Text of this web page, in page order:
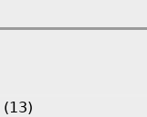
(13)